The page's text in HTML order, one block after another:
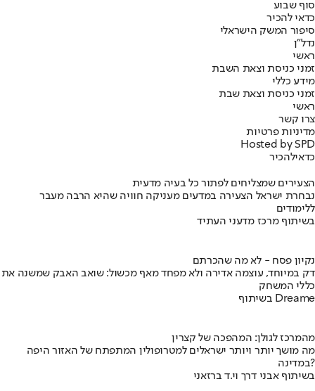
סוף שבוע
כדאי להכיר
סיפור המשק הישראלי
נדל"ן
ראשי
זמני כניסת וצאת השבת
מידע כללי
זמני כניסת וצאת שבת
ראשי
צרו קשר
מדיניות פרטיות
Hosted by SPD
כדאילהכיר
הצעירים שמצליחים לפתור כל בעיה מדעית
נבחרת ישראל הצעירה במדעים מעניקה חוויה שהיא הרבה מעבר
ללימודים
בשיתוף מרכז מדעני העתיד
נקיון פסח - לא מה שהכרתם
דק במיוחד, עוצמה אדירה ולא מפחד מאף מכשול: שואב האבק שמשנה את
כללי המשחק
בשיתוף Dreame
מהמרכז לגולן: המהפכה של קצרין
מה מושך יותר ויותר ישראלים למטרופולין המתפתח של האזור היפה
במדינה?
בשיתוף אבני דרך וי.ד ברזאני